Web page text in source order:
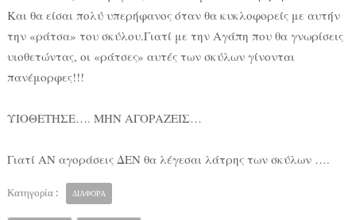
Και θα είσαι πολύ υπερήφανος όταν θα κυκλοφορείς με αυτήν
την «ράτσα» του σκύλου.Γιατί με την Αγάπη που θα γνωρίσεις
υιοθετώντας, οι «ράτσες» αυτές των σκύλων γίνονται
πανέμορφες!!!
ΥΙΟΘΕΤΗΣΕ…. ΜΗΝ ΑΓΟΡΑΖΕΙΣ…
Γιατί ΑΝ αγοράσεις ΔΕΝ θα λέγεσαι λάτρης των σκύλων ….
Κατηγορία : ΔΙΑΦΟΡΑ